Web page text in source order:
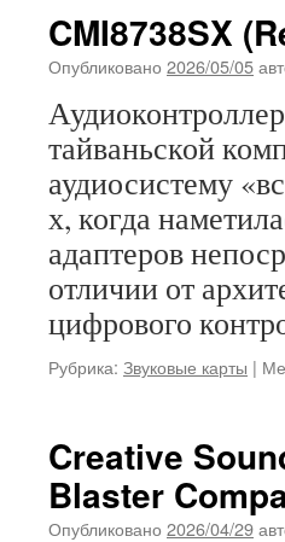
CMI8738SX
Опубликовано 2026/05/05
тайваньской
аудиосистему
х, когда
адаптеров
отличии от
цифрового
Рубрика: Звуковые карты |
Creative
Blaster
Опубликовано 2026/04/29